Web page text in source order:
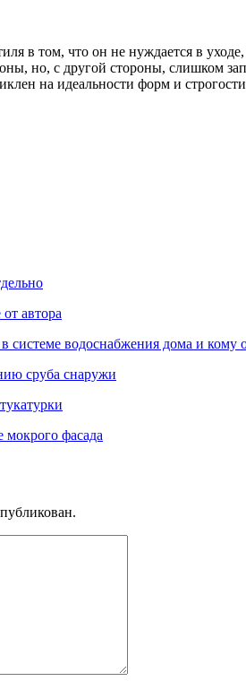
в том, что он не нуждается в
но, с другой стороны, слишком
на идеальности форм и
автора
системе водоснабжения дома и
сруба снаружи
фасада